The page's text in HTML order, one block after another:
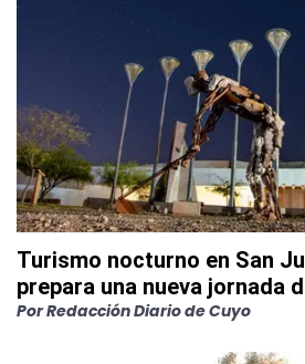
Turismo nocturno en San
prepara una nueva jornada
PorRedacción Diario de Cuyo